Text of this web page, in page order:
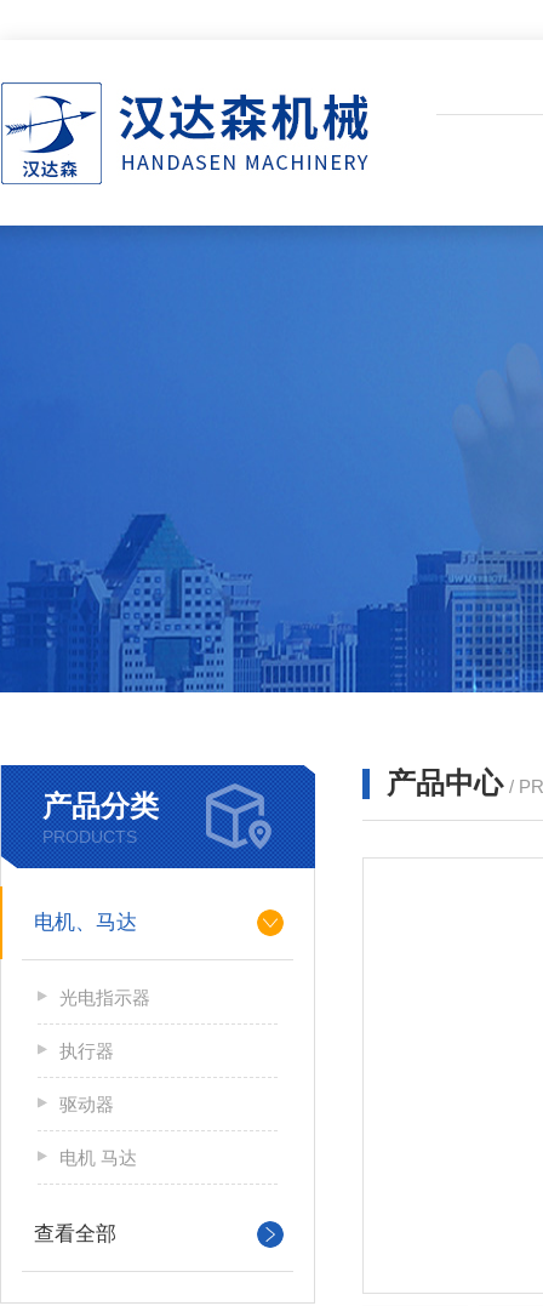
产品分类
PRODUCTS
电机、马达
光电指示器
执行器
驱动器
电机 马达
查看全部
产品中心 /